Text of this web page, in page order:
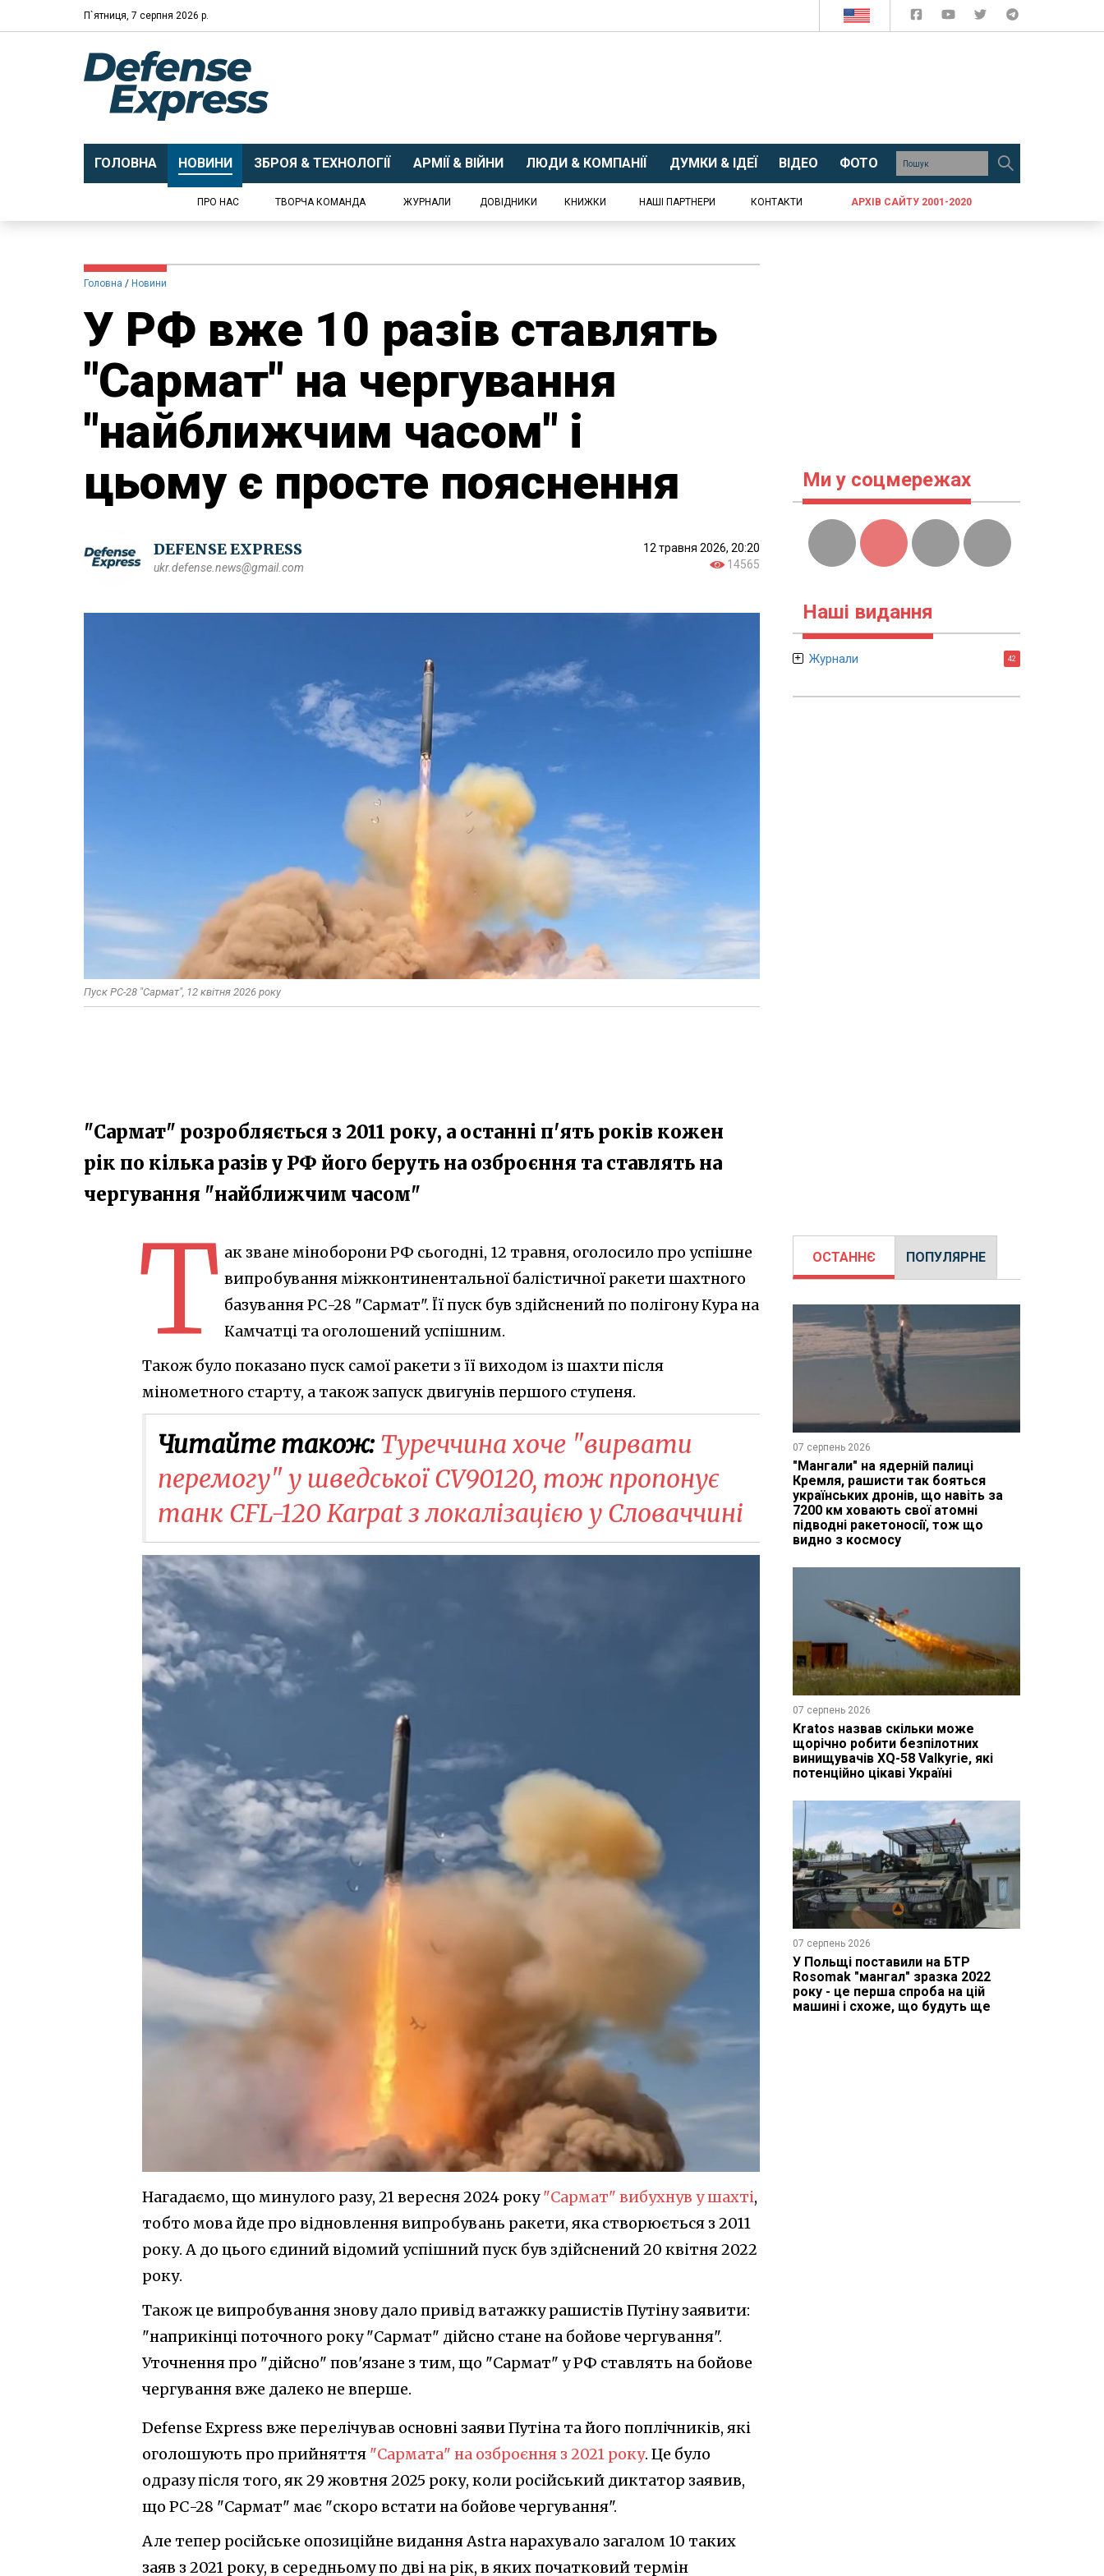
П`ятниця, 7 серпня 2026 р.
ГОЛОВНА НОВИНИ ЗБРОЯ & ТЕХНОЛОГІЇ АРМІЇ & ВІЙНИ ЛЮДИ & КОМПАНІЇ ДУМКИ & ІДЕЇ ВІДЕО ФОТО
ПРО НАС ТВОРЧА КОМАНДА ЖУРНАЛИ ДОВІДНИКИ КНИЖКИ НАШІ ПАРТНЕРИ КОНТАКТИ АРХІВ САЙТУ 2001-2020
Головна Новини
У РФ вже 10 разів ставлять
"Сармат" на чергування
"найближчим часом" і
цьому є просте пояснення
DEFENSE EXPRESS
ukr.defense.news@gmail.com
12 травня 2026, 20:20
14565
Пуск РС-28 "Сармат", 12 квітня 2026 року
"Сармат" розробляється з 2011 року, а останні п'ять років кожен
рік по кілька разів у РФ його беруть на озброєння та ставлять на
чергування "найближчим часом"
Т ак зване міноборони РФ сьогодні, 12 травня, оголосило про успішне
випробування міжконтинентальної балістичної ракети шахтного
базування РС-28 "Сармат". Її пуск був здійснений по полігону Кура на
Камчатці та оголошений успішним.
Також було показано пуск самої ракети з її виходом із шахти після
мінометного старту, а також запуск двигунів першого ступеня.
Читайте також: Туреччина хоче "вирвати
перемогу" у шведської CV90120, тож пропонує
танк CFL-120 Karpat з локалізацією у Словаччині
Нагадаємо, що минулого разу, 21 вересня 2024 року"Сармат" вибухнув у шахті,
тобто мова йде про відновлення випробувань ракети, яка створюється з 2011
року. А до цього єдиний відомий успішний пуск був здійснений 20 квітня 2022
року.
Також це випробування знову дало привід ватажку рашистів Путіну заявити:
"наприкінці поточного року "Сармат" дійсно стане на бойове чергування".
Уточнення про "дійсно" пов'язане з тим, що "Сармат" у РФ ставлять на бойове
чергування вже далеко не вперше.
Defense Express вже перелічував основні заяви Путіна та його поплічників, які
оголошують про прийняття "Сармата" на озброєння з 2021 року. Це було
одразу після того, як 29 жовтня 2025 року, коли російський диктатор заявив,
що РС-28 "Сармат" має "скоро встати на бойове чергування".
Але тепер російське опозиційне видання Astra нарахувало загалом 10 таких
заяв з 2021 року, в середньому по дві на рік, в яких початковий термін
Ми у соцмережах
Наші видання
Журнали 42
ОСТАННЄ ПОПУЛЯРНЕ
07 серпень 2026
"Мангали" на ядерній палиці
Кремля, рашисти так бояться
українських дронів, що навіть за
7200 км ховають свої атомні
підводні ракетоносії, тож що
видно з космосу
07 серпень 2026
Kratos назвав скільки може
щорічно робити безпілотних
винищувачів XQ-58 Valkyrie, які
потенційно цікаві Україні
07 серпень 2026
У Польщі поставили на БТР
Rosomak "мангал" зразка 2022
року - це перша спроба на цій
машині і схоже, що будуть ще